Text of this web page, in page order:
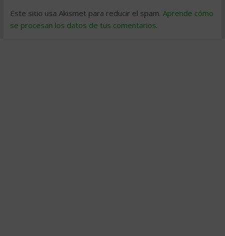
Este sitio usa Akismet para reducir el spam. Aprende cómo
se procesan los datos de tus comentarios.